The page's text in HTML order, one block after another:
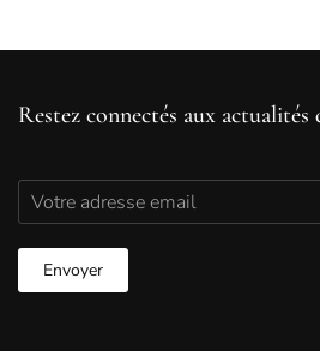
Restez connectés aux actualités